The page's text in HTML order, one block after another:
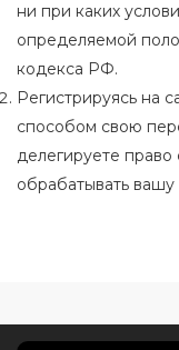
ни при каких
определяемой
кодекса РФ.
Регистрируясь на
способом свою
делегируете
обрабатывать